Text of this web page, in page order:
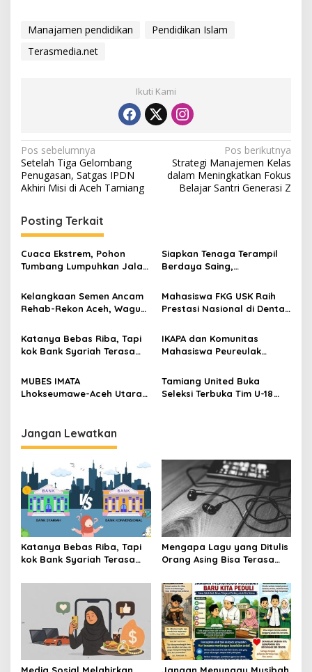
Manajamen pendidikan
Pendidikan Islam
Terasmedia.net
Ikuti Kami
N
a
v
i
g
a
s
i
p
s
Pos sebelumnya
Setelah Tiga Gelombang
Penugasan, Satgas IPDN
Akhiri Misi di Aceh Tamiang
Pos berikutnya
Strategi Manajemen Kelas
dalam Meningkatkan Fokus
Belajar Santri Generasi Z
Posting Terkait
Cuaca Ekstrem, Pohon
Tumbang Lumpuhkan Jalan
Blangpidie
Siapkan Tenaga Terampil
Berdaya Saing,
Tamiang Buka Pelatihan
Kerja 2026
Kelangkaan Semen Ancam
Rehab-Rekon Aceh, Wagub
Mahasiswa FKG USK Raih
Prestasi Nasional di Dental
Katanya Bebas Riba, Tapi
kok Bank Syariah Terasa
IKAPA dan Komunitas
Mahasiswa Peureulak
Peureulak Raya
MUBES IMATA
Lhokseumawe-Aceh Utara
2026–2027
Tamiang United Buka
Seleksi Terbuka Tim U-18
Jangan Lewatkan
Katanya Bebas Riba, Tapi
kok Bank Syariah Terasa
Mengapa Lagu yang Ditulis
Orang Asing Bisa Terasa
Media Sosial Melahirkan Jangan Menunggu Musibah